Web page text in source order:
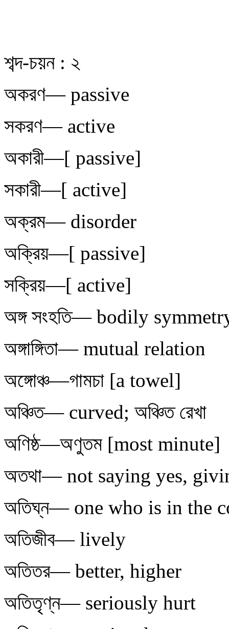
শব্দ-চয়ন : ২
অকরণ— passive
সকরণ— active
অকারী—[ passive]
সকারী—[ active]
অক্রম— disorder
অক্রিয়—[ passive]
সক্রিয়—[ active]
অঙ্গ সংহতি— bodily
অঙ্গাঙ্গিতা— mutual relation
অঙ্গোঞ্চ—গামচা [a towel]
অঞ্চিত— curved; অঞ্চিত রেখা
অণিষ্ঠ—অণুতম [most minute]
অতথা— not saying yes,
অতিঘ্ন— one who is in the
অতিজীব— lively
অতিতর— better, higher
অতিতৃণ্ন— seriously hurt